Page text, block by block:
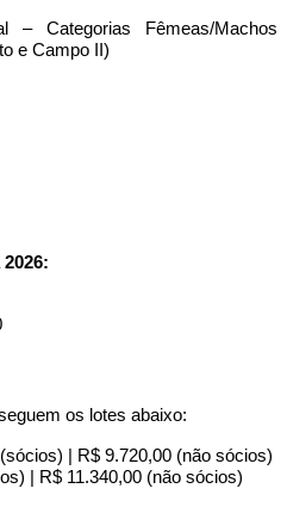
Categorias Fêmeas/Machos
e Campo II)
os lotes abaixo:
| R$ 9.720,00 (não sócios)
| R$ 11.340,00 (não sócios)